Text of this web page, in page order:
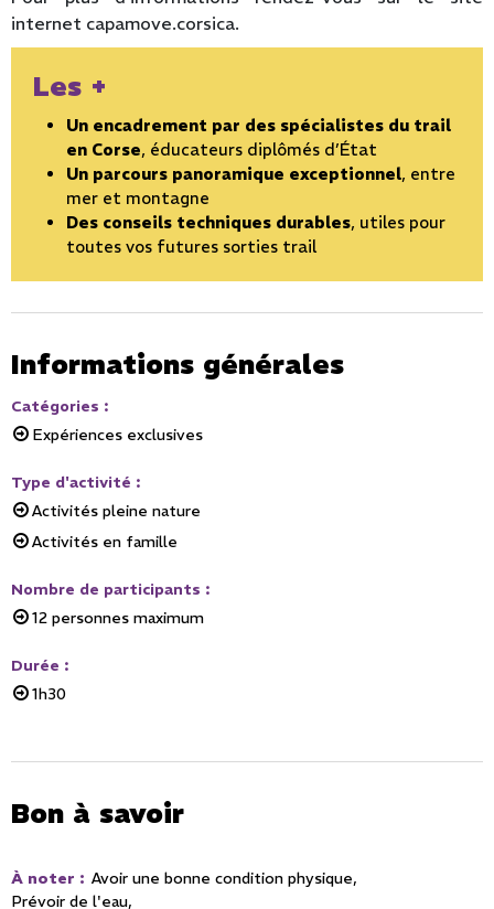
internet capamove.corsica.
Les +
Un encadrement par des spécialistes du trail
en Corse, éducateurs diplômés d’État
Un parcours panoramique exceptionnel, entre
mer et montagne
Des conseils techniques durables, utiles pour
toutes vos futures sorties trail
Informations générales
Catégories :
Expériences exclusives
Type d'activité :
Activités pleine nature
Activités en famille
Nombre de participants :
12 personnes maximum
Durée :
1h30
Bon à savoir
À noter : Avoir une bonne condition physique
Prévoir de l'eau